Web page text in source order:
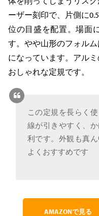
ーザー刻印で、片側に
位の目盛を配置。場面
す。やや山形のフォル
になっています。アル
おしゃれな定規です。
この定規を長らく
線が引きやすく、
利です。外観も真
よくおすすめです
AMAZONで見る